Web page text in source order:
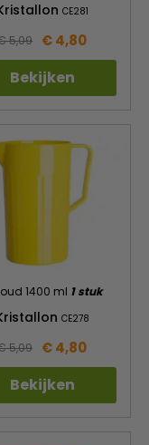
CE281
5,09 € 4,80
Bekijken
1400 ml 1 stuk
CE278
5,09 € 4,80
Bekijken